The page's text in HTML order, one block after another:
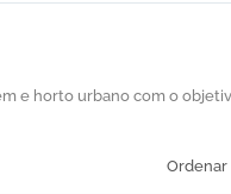
e horto urbano com o